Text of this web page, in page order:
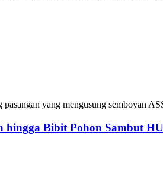
yang mengusung semboyan
Bibit Pohon Sambut